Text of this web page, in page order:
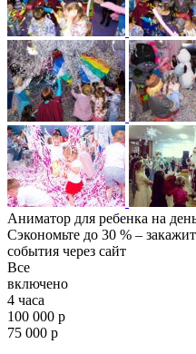
Аниматор для ребенка на
Сэкономьте до 30 % –
события через сайт
Все
включено
4 часа
100 000 р
75 000 р